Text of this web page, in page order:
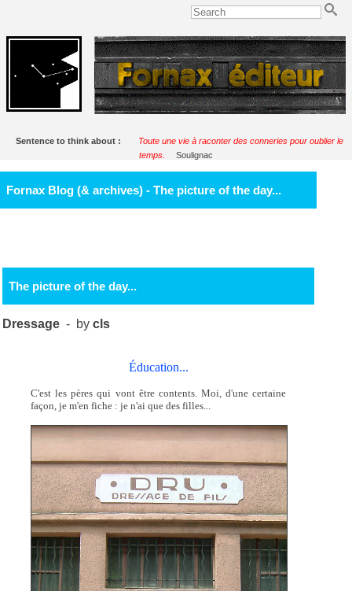
Sentence to think about :
Toute une vie à raconter des conneries pour oublier le
temps.
Soulignac
Fornax Blog (& archives) - The picture of the day...
The picture of the day...
Dressage - bycls
Éducation...
C'est les pères qui vont être contents. Moi, d'une certaine
façon, je m'en fiche : je n'ai que des filles...